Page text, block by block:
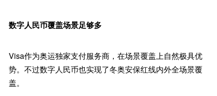
数字人民币覆盖场景足够多
Visa作为奥运独家支付服务商，在场景覆盖上自然极具优
势。不过数字人民币也实现了冬奥安保红线内外全场景覆
盖。